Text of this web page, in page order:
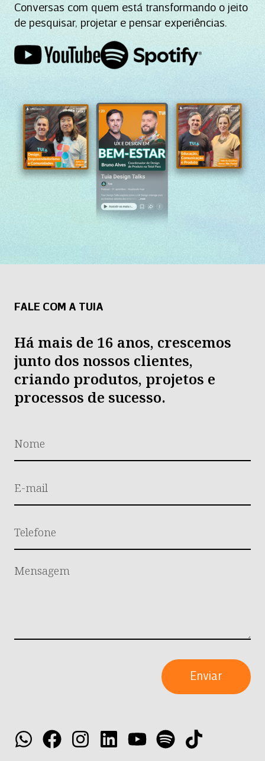
Conversas com quem está transformando o jeito
de pesquisar, projetar e pensar experiências.
FALE COM A TUIA
Há mais de 16 anos, crescemos
junto dos nossos clientes,
criando produtos, projetos e
processos de sucesso.
Enviar